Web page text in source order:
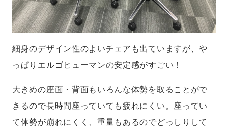
細身のデザイン性のよいチェアも出ていますが、や
っぱりエルゴヒューマンの安定感がすごい！
大きめの座面・背面もいろんな体勢を取ることがで
きるので長時間座っていても疲れにくい。座ってい
て体勢が崩れにくく、重量もあるのでどっしりして